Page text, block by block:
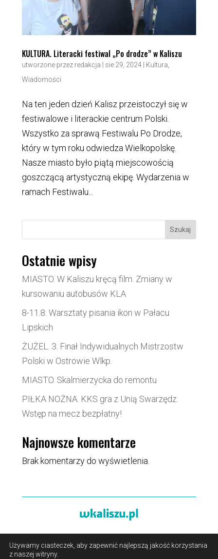
KULTURA. Literacki festiwal „Po drodze” w Kaliszu
utworzone przez redakcja sie 29, 2024| Kultura,
Wiadomości
Na ten jeden dzień Kalisz przeistoczył się w
festiwalowe i literackie centrum Polski.
Wszystko za sprawą Festiwalu Po Drodze,
który w tym roku odwiedza Wielkopolskę.
Nasze miasto było piątą miejscowością
goszczącą artystyczną ekipę. Wydarzenia w
ramach Festiwalu...
Szukaj
Ostatnie wpisy
MIASTO. W Kaliszu kręcą film. Zmiany w
kursowaniu autobusów KLA
8-11.8. Warsztaty pisania ikon w Pałacu
Lipskich
ŻUŻEL. 3. Finał Indywidualnych Mistrzostw
Polski w Ostrowie Wlkp.
MIASTO. Skalmierzycka do remontu
PIŁKA NOŻNA. KKS gra z Unią Swarzędz.
Wstęp na mecz bezpłatny!
Najnowsze komentarze
Brak komentarzy do wyświetlenia.
O portalu/Reklama/ Polityka prywatności i pliki cookies
Używamy ciasteczek, aby zapewnić najlepszą jakość korzystania
z naszej witryny.